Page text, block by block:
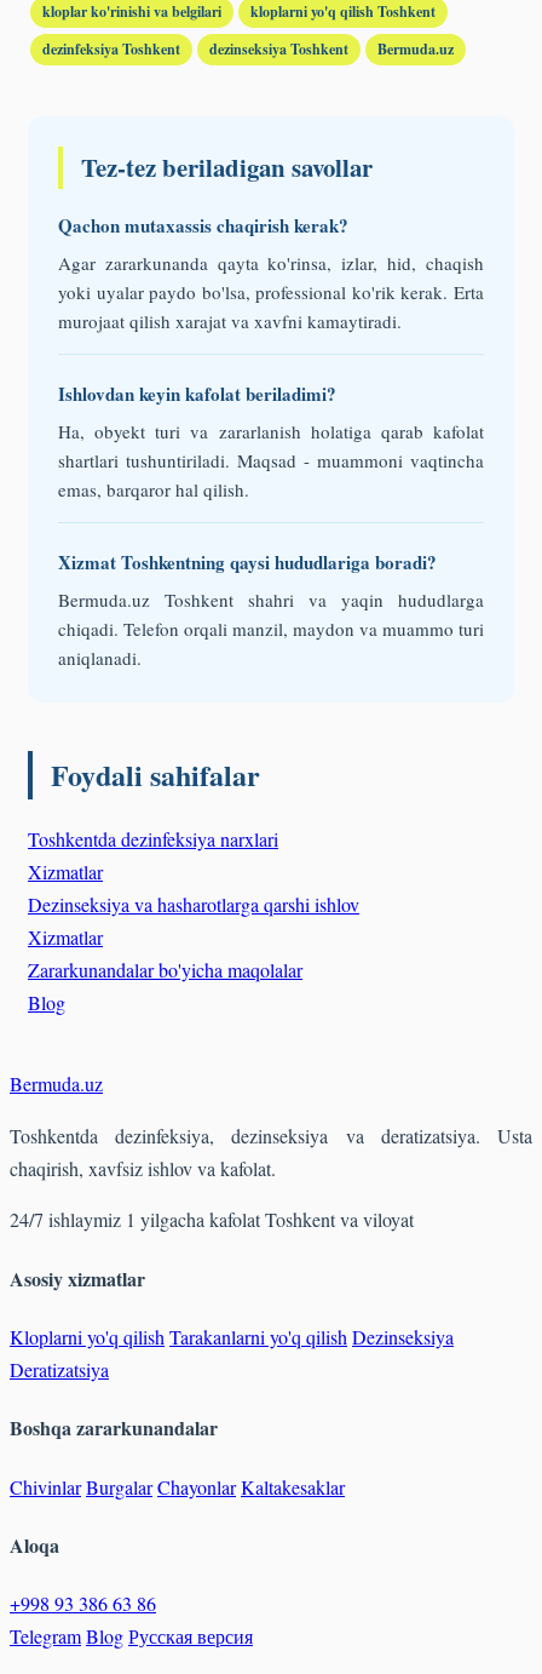
kloplar ko'rinishi va belgilari
kloplarni yo'q qilish Toshkent
dezinfeksiya Toshkent
dezinseksiya Toshkent Bermuda.uz
Tez-tez beriladigan savollar
Qachon mutaxassis chaqirish kerak?
Agar zararkunanda qayta ko'rinsa, izlar, hid, chaqish
yoki uyalar paydo bo'lsa, professional ko'rik kerak. Erta
murojaat qilish xarajat va xavfni kamaytiradi.
Ishlovdan keyin kafolat beriladimi?
Ha, obyekt turi va zararlanish holatiga qarab kafolat
shartlari tushuntiriladi. Maqsad - muammoni vaqtincha
emas, barqaror hal qilish.
Xizmat Toshkentning qaysi hududlariga boradi?
Bermuda.uz Toshkent shahri va yaqin hududlarga
chiqadi. Telefon orqali manzil, maydon va muammo turi
aniqlanadi.
Foydali sahifalar
Toshkentda dezinfeksiya narxlari
Xizmatlar
Dezinseksiya va hasharotlarga qarshi ishlov
Xizmatlar
Zararkunandalar bo'yicha maqolalar
Blog
Bermuda.uz
Toshkentda dezinfeksiya, dezinseksiya va deratizatsiya. Usta
chaqirish, xavfsiz ishlov va kafolat.
24/7 ishlaymiz 1 yilgacha kafolatToshkent va viloyat
Asosiy xizmatlar
Kloplarni yo'q qilish Tarakanlarni yo'q qilish Dezinseksiya
Deratizatsiya
Boshqa zararkunandalar
ChivinlarBurgalarChayonlarKaltakesaklar
Aloqa
+998 93 386 63 86
TelegramBlogРусская версия